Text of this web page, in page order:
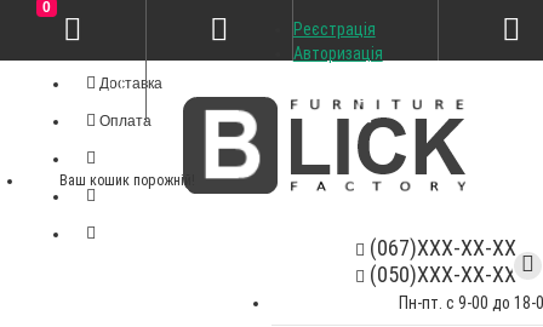
Доставка
Оплата
(067)XXX-XX-XX
(050)XXX-XX-XX
Пн-пт. с 9-00 до 18-
Реєстрація
Авторизація
0
Ваш кошик порожній!